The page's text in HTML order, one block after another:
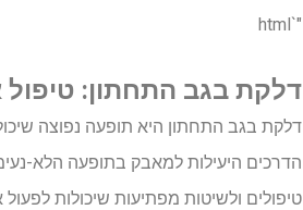
"`html
דלקת בגב התחתון: טיפול
דלקת בגב התחתון היא תופעה נפוצה
הדרכים היעילות למאבק בתופעה הלא-
טיפולים ולשיטות מפתיעות שיכולות לפעול